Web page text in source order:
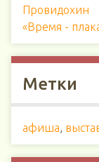
Провидохин
«Время -
Метки
афиша,